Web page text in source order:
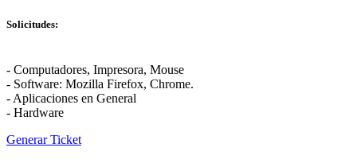
Solicitudes:
- Computadores, Impresora, Mouse
- Software: Mozilla Firefox, Chrome.
- Aplicaciones en General
- Hardware
Generar Ticket